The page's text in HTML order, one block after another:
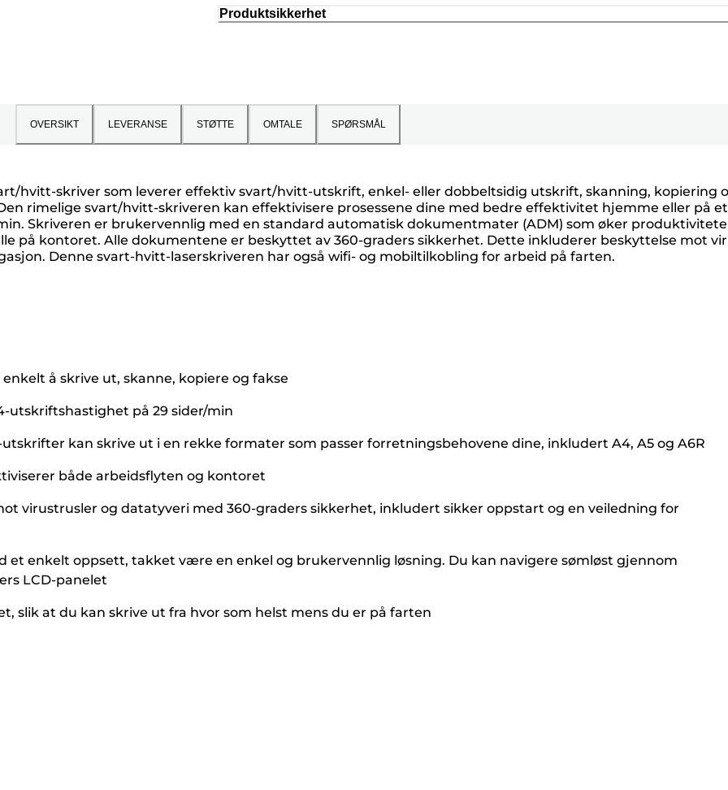
Produktsikkerhet
OVERSIKT LEVERANSE STØTTE OMTALE SPØRSMÅL
hvitt-skriver som leverer effektiv svart/hvitt-utskrift, enkel- eller dobbeltsidig utskrift, skanning, kopiering
rimelige svart/hvitt-skriveren kan effektivisere prosessene dine med bedre effektivitet hjemme eller på
Skriveren er brukervennlig med en standard automatisk dokumentmater (ADM) som øker
på kontoret. Alle dokumentene er beskyttet av 360-graders sikkerhet. Dette inkluderer beskyttelse mot
Denne svart-hvitt-laserskriveren har også wifi- og mobiltilkobling for arbeid på farten.
å skrive ut, skanne, kopiere og fakse
på 29 sider/min
kan skrive ut i en rekke formater som passer forretningsbehovene dine, inkludert A4, A5 og A6R
både arbeidsflyten og kontoret
virustrusler og datatyveri med 360-graders sikkerhet, inkludert sikker oppstart og en veiledning for
et enkelt oppsett, takket være en enkel og brukervennlig løsning. Du kan navigere sømløst gjennom
LCD-panelet
slik at du kan skrive ut fra hvor som helst mens du er på farten